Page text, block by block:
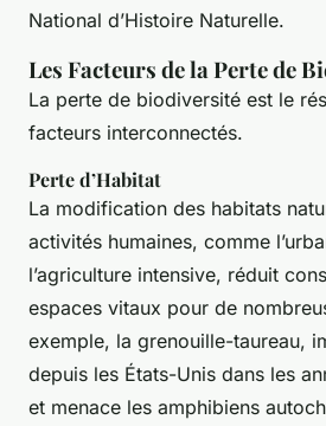
National d’Histoire Naturelle.
Les Facteurs de la Perte de
La perte de biodiversité est le
facteurs interconnectés.
Perte d’Habitat
La modification des habitats
activités humaines, comme
l’agriculture intensive, réduit
espaces vitaux pour de
exemple, la grenouille-taureau,
depuis les États-Unis dans les
et menace les amphibiens